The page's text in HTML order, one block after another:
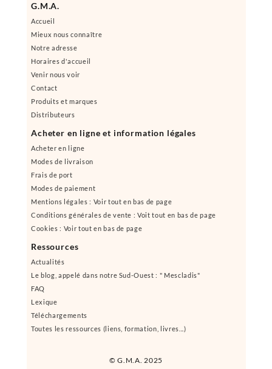
© G.M.A. 2025
G.M.A.
Accueil
Mieux nous connaître
Notre adresse
Horaires d'accueil
Venir nous voir
Contact
Produits et marques
Distributeurs
Acheter en ligne et information légales
Acheter en ligne
Modes de livraison
Frais de port
Modes de paiement
Mentions légales : Voir tout en bas de page
Conditions générales de vente : Voit tout en bas de page
Cookies : Voir tout en bas de page
Ressources
Actualités
Le blog, appelé dans notre Sud-Ouest : " Mescladis"
FAQ
Lexique
Téléchargements
Toutes les ressources (liens, formation, livres...)